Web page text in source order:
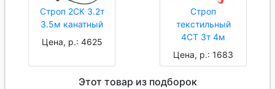
Строп 2СК 3.2т
3.5м канатный
Цена, р.: 4625
Строп
текстильный
4СТ 3т 4м
Цена, р.: 1683
Этот товар из подборок